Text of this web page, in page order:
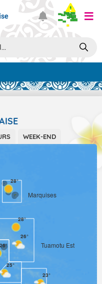
WEEK-END
Marquises
Tuamotu Est
23°
26°
28°
28°
26°
25°